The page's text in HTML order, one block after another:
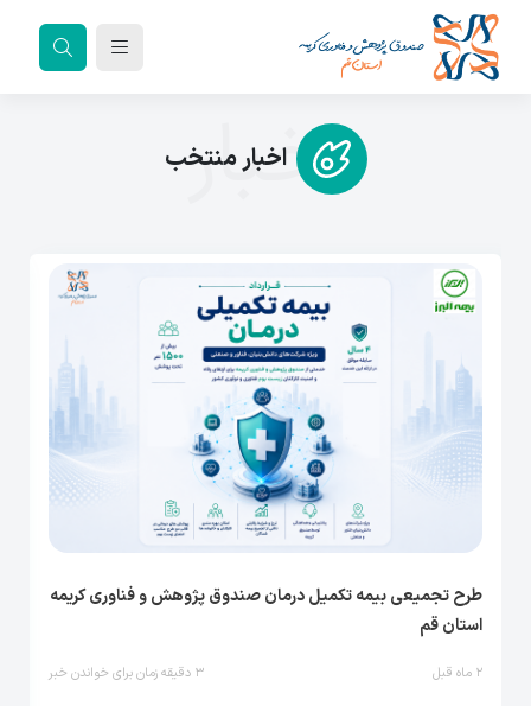
اخبار منتخب
اخبار
طرح تجمیعی بیمه تکمیل درمان صندوق پژوهش و فناوری کریمه
استان قم
۲ ماه قبل ۳ دقیقه زمان برای خواندن خبر